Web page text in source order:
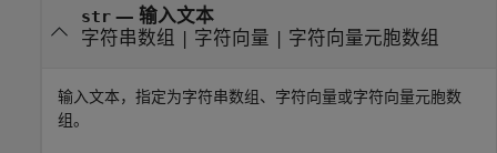
str— 输入文本
字符串数组 | 字符向量 | 字符向量元胞数组
输入文本，指定为字符串数组、字符向量或字符向量元胞数
组。